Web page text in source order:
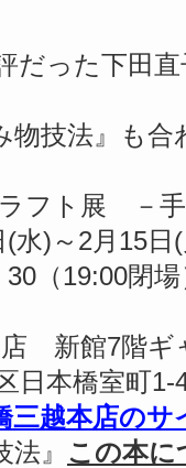
だった下田
物技法』も
ラフト展 －
(水)～2月15日
19:00閉
店 新館7階ギ
橋室町1-
三越本店の
』 この本に